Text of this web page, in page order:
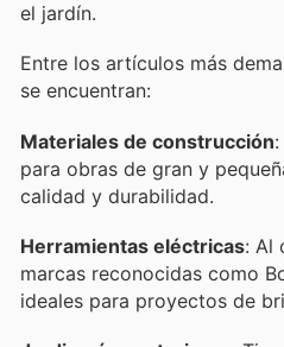
el jardín.
Entre los artículos más
se encuentran:
Materiales de construcción
para obras de gran y
calidad y durabilidad.
Herramientas eléctricas: Al
marcas reconocidas como
ideales para proyectos de